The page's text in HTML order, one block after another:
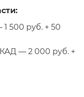
500 руб. + 50
— 2 000 руб. +